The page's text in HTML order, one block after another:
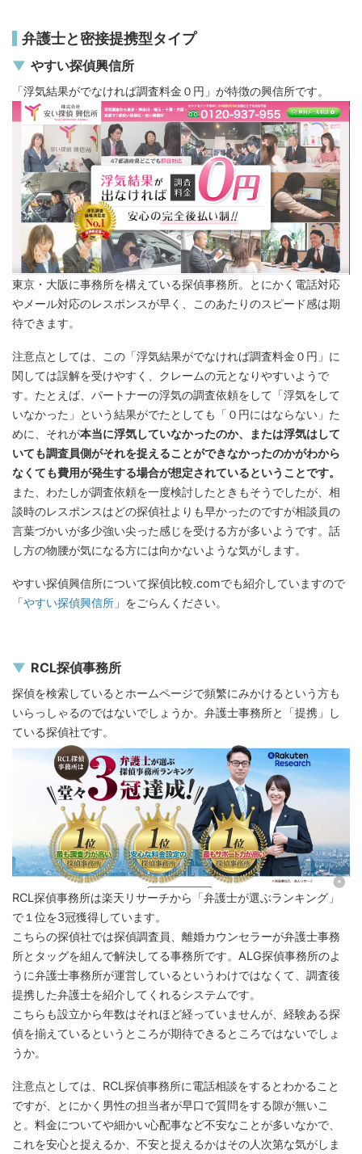
弁護士と密接提携型タイプ
やすい探偵興信所
「浮気結果がでなければ調査料金０円」が特徴の興信所です。
東京・大阪に事務所を構えている探偵事務所。とにかく電話対応
やメール対応のレスポンスが早く、このあたりのスピード感は期
待できます。
注意点としては、この「浮気結果がでなければ調査料金０円」に
関しては誤解を受けやすく、クレームの元となりやすいようで
す。たとえば、パートナーの浮気の調査依頼をして「浮気をして
いなかった」という結果がでたとしても「０円にはならない」た
めに、それが本当に浮気していなかったのか、または浮気はして
いても調査員側がそれを捉えることができなかったのかがわから
なくても費用が発生する場合が想定されているということです。
また、わたしが調査依頼を一度検討したときもそうでしたが、相
談時のレスポンスはどの探偵社よりも早かったのですが相談員の
言葉づかいが多少強い尖った感じを受ける方が多いようです。話
し方の物腰が気になる方には向かないような気がします。
やすい探偵興信所について探偵比較.comでも紹介していますので
「やすい探偵興信所 」をごらんください。
RCL探偵事務所
探偵を検索しているとホームページで頻繁にみかけるという方も
いらっしゃるのではないでしょうか。弁護士事務所と「提携」し
ている探偵社です。
RCL探偵事務所は楽天リサーチから「弁護士が選ぶランキング」
で１位を3冠獲得しています。
こちらの探偵社では探偵調査員、離婚カウンセラーが弁護士事務
所とタッグを組んで解決してる事務所です。ALG探偵事務所のよ
うに弁護士事務所が運営しているというわけではなくて、調査後
提携した弁護士を紹介してくれるシステムです。
こちらも設立から年数はそれほど経っていませんが、経験ある探
偵を揃えているというところが期待できるところではないでしょ
うか。
注意点としては、RCL探偵事務所に電話相談をするとわかること
ですが、とにかく男性の担当者が早口で質問をする隙が無いこ
と。料金についてや細かい心配事など不安なことが多いなかで、
これを安心と捉えるか、不安と捉えるかはその人次第な気がしま